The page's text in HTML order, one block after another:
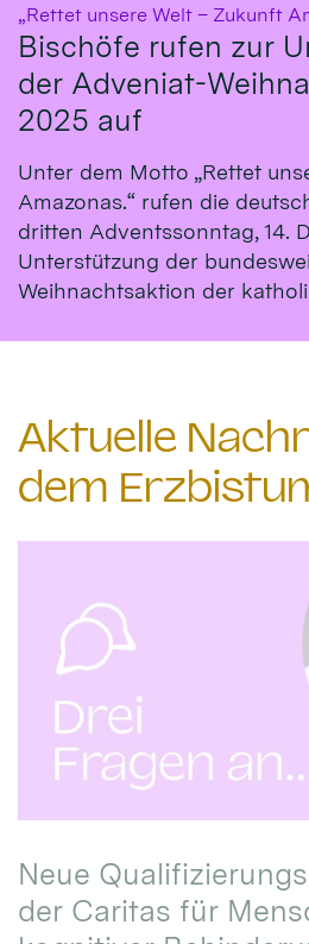
„Rettet unsere Welt – Zukunft
Bischöfe rufen zur
der Adveniat-
2025 auf
Unter dem Motto „Rettet
Amazonas.“ rufen die
dritten Adventssonntag, 14.
Unterstützung der
Weihnachtsaktion der
Aktuelle
dem
Neue
der Caritas für